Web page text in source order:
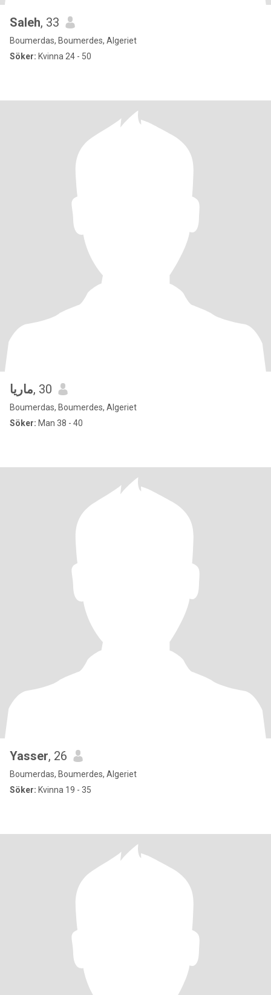
Saleh, 33
Boumerdas, Boumerdes, Algeriet
Söker: Kvinna 24 - 50
ماريا, 30
Boumerdas, Boumerdes, Algeriet
Söker: Man 38 - 40
Yasser, 26
Boumerdas, Boumerdes, Algeriet
Söker: Kvinna 19 - 35